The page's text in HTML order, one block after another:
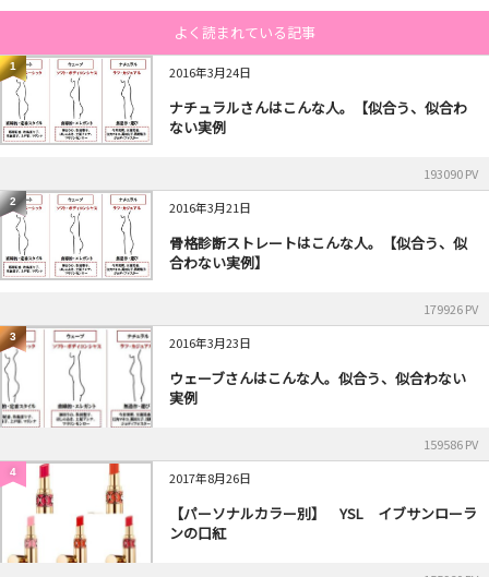
よく読まれている記事
1 2016年3月24日
ナチュラルさんはこんな人。【似合う、似合わ
ない実例
193090 PV
2 2016年3月21日
骨格診断ストレートはこんな人。【似合う、似
合わない実例】
179926 PV
3 2016年3月23日
ウェーブさんはこんな人。似合う、似合わない
実例
159586 PV
4 2017年8月26日
【パーソナルカラー別】 YSL イブサンローラ
ンの口紅